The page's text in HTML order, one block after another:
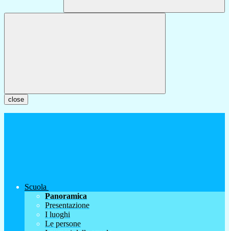
close
Scuola
Panoramica
Presentazione
I luoghi
Le persone